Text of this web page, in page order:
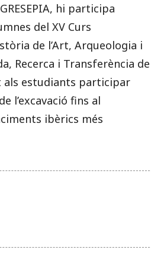
hi participa
del XV Curs
de l’Art, Arqueologia i
Recerca i Transferència de
als estudiants participar
l’excavació fins al
ibèrics més